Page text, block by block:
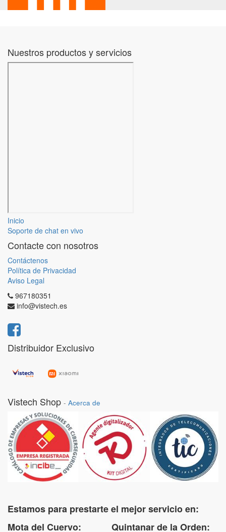
Nuestros productos y servicios
Inicio
Soporte de chat en vivo
Contacte con nosotros
Contáctenos
Política de Privacidad
Aviso Legal
967180351
info@vistech.es
Distribuidor Exclusivo
Vistech Shop - Acerca de
Estamos para prestarte el mejor servicio en:
Mota del Cuervo: Quintanar de la Orden: